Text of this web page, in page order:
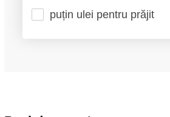
puțin ulei pentru prăjit